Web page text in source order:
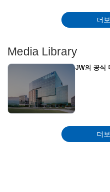
더
Media Library
JW의 공식
더